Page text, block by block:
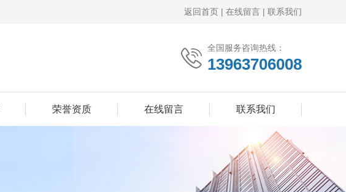
返回首页 | 在线留言 | 联系我们
全国服务咨询热线：
13963706008
荣誉资质 在线留言 联系我们